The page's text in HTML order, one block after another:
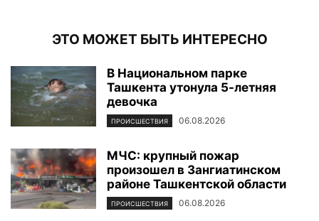
ЭТО МОЖЕТ БЫТЬ ИНТЕРЕСНО
В Национальном парке
Ташкента утонула 5-летняя
девочка
ПРОИСШЕСТВИЯ 06.08.2026
МЧС: крупный пожар
произошел в Зангиатинском
районе Ташкентской области
ПРОИСШЕСТВИЯ 06.08.2026